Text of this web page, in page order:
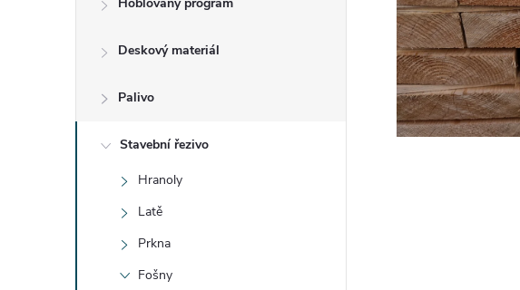
a
Deskový materiál
Palivo
Stavební řezivo
Hranoly
Latě
Prkna
Fošny